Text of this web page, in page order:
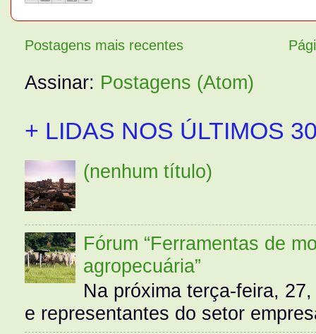
Postagens mais recentes
Assinar: Postagens (Atom)
+ LIDAS NOS ÚLTIMOS
(nenhum título)
Fórum “Ferramentas de
agropecuária”
Na próxima terça-feira,
e representantes do setor